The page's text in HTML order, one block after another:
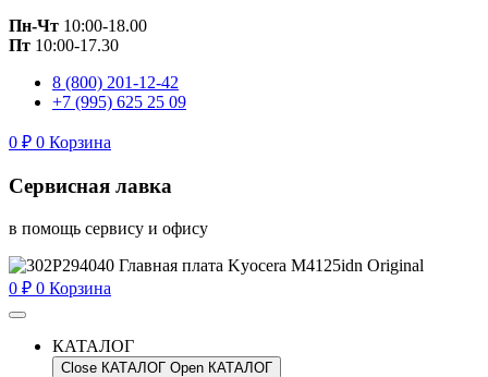
Пн-Чт 10:00-18.00
Пт 10:00-17.30
8 (800) 201-12-42
+7 (995) 625 25 09
0 ₽ 0 Корзина
Сервисная лавка
в помощь сервису и офису
0 ₽ 0 Корзина
КАТАЛОГ
Close КАТАЛОГ Open КАТАЛОГ